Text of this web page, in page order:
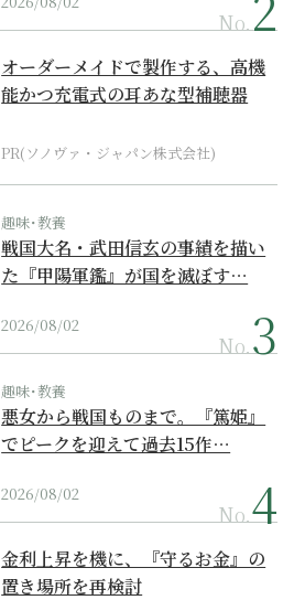
No.
オーダーメイドで製作する、高機
能かつ充電式の耳あな型補聴器
PR(ソノヴァ・ジャパン株式会社)
趣味･教養
戦国大名・武田信玄の事績を描い
た『甲陽軍鑑』が国を滅ぼす…
2026/08/02
No.
趣味･教養
悪女から戦国ものまで。『篤姫』
でピークを迎えて過去15作…
2026/08/02
No.
金利上昇を機に、『守るお金』の
置き場所を再検討